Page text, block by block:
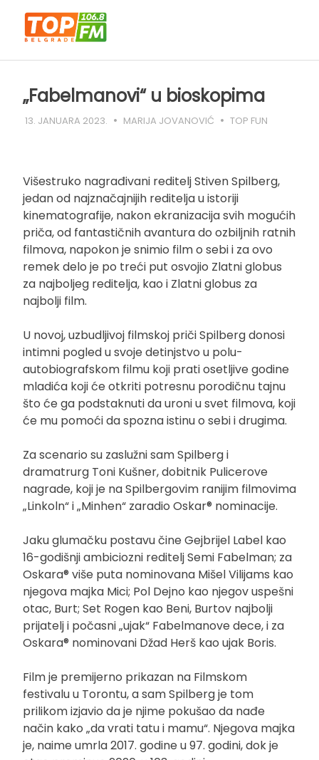
content
„Fabelmanovi“ u bioskopima
13. JANUARA 2023. MARIJA JOVANOVIĆ TOP FUN
Višestruko nagrađivani reditelj Stiven Spilberg,
jedan od najznačajnijih reditelja u istoriji
kinematografije, nakon ekranizacija svih mogućih
priča, od fantastičnih avantura do ozbiljnih ratnih
filmova, napokon je snimio film o sebi i za ovo
remek delo je po treći put osvojio Zlatni globus
za najboljeg reditelja, kao i Zlatni globus za
najbolji film.
U novoj, uzbudljivoj filmskoj priči Spilberg donosi
intimni pogled u svoje detinjstvo u polu-
autobiografskom filmu koji prati osetljive godine
mladića koji će otkriti potresnu porodičnu tajnu
što će ga podstaknuti da uroni u svet filmova, koji
će mu pomoći da spozna istinu o sebi i drugima.
Za scenario su zaslužni sam Spilberg i
dramatrurg Toni Kušner, dobitnik Pulicerove
nagrade, koji je na Spilbergovim ranijim filmovima
„Linkoln“ i „Minhen“ zaradio Oskar® nominacije.
Jaku glumačku postavu čine Gejbrijel Label kao
16-godišnji ambiciozni reditelj Semi Fabelman; za
Oskara® više puta nominovana Mišel Vilijams kao
njegova majka Mici; Pol Dejno kao njegov uspešni
otac, Burt; Set Rogen kao Beni, Burtov najbolji
prijatelj i počasni „ujak“ Fabelmanove dece, i za
Oskara® nominovani Džad Herš kao ujak Boris.
Film je premijerno prikazan na Filmskom
festivalu u Torontu, a sam Spilberg je tom
prilikom izjavio da je njime pokušao da nađe
način kako „da vrati tatu i mamu“. Njegova majka
je, naime umrla 2017. godine u 97. godini, dok je